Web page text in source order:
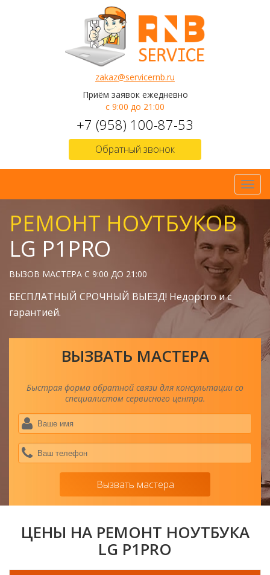
zakaz@servicernb.ru
Приём заявок ежедневно
с 9:00 до 21:00
+7 (958) 100-87-53
Обратный звонок
РЕМОНТ НОУТБУКОВ
LG P1PRO
ВЫЗОВ МАСТЕРА С 9:00 ДО 21:00
БЕСПЛАТНЫЙ СРОЧНЫЙ ВЫЕЗД! Недорого и с
гарантией.
ВЫЗВАТЬ МАСТЕРА
Быстрая форма обратной связи для консультации со
специалистом сервисного центра.
Вызвать мастера
ЦЕНЫ НА РЕМОНТ НОУТБУКА
LG P1PRO